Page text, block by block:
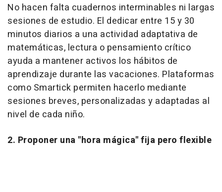
No hacen falta cuadernos interminables ni largas
sesiones de estudio. El dedicar entre 15 y 30
minutos diarios a una actividad adaptativa de
matemáticas, lectura o pensamiento crítico
ayuda a mantener activos los hábitos de
aprendizaje durante las vacaciones. Plataformas
como Smartick permiten hacerlo mediante
sesiones breves, personalizadas y adaptadas al
nivel de cada niño.
2. Proponer una "hora mágica" fija pero flexible